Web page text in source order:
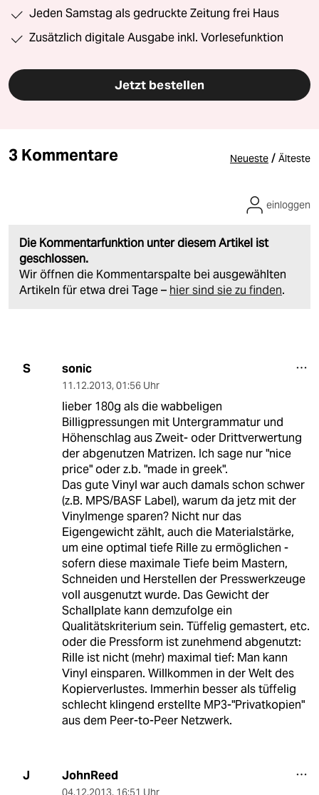
Jeden Samstag als gedruckte Zeitung frei Haus
Zusätzlich digitale Ausgabe inkl. Vorlesefunktion
Jetzt bestellen
3 Kommentare Neueste / Älteste
Die Kommentarfunktion unter diesem Artikel ist
geschlossen.
Wir öffnen die Kommentarspalte bei ausgewählten
Artikeln für etwa drei Tage – hier sind sie zu finden.
einloggen
S sonic
11.12.2013, 01:56 Uhr
lieber 180g als die wabbeligen
Billigpressungen mit Untergrammatur und
Höhenschlag aus Zweit- oder Drittverwertung
der abgenutzen Matrizen. Ich sage nur "nice
price" oder z.b. "made in greek".
Das gute Vinyl war auch damals schon schwer
(z.B. MPS/BASF Label), warum da jetz mit der
Vinylmenge sparen? Nicht nur das
Eigengewicht zählt, auch die Materialstärke,
um eine optimal tiefe Rille zu ermöglichen -
sofern diese maximale Tiefe beim Mastern,
Schneiden und Herstellen der Presswerkzeuge
voll ausgenutzt wurde. Das Gewicht der
Schallplate kann demzufolge ein
Qualitätskriterium sein. Tüffelig gemastert, etc.
oder die Pressform ist zunehmend abgenutzt:
Rille ist nicht (mehr) maximal tief: Man kann
Vinyl einsparen. Willkommen in der Welt des
Kopierverlustes. Immerhin besser als tüffelig
schlecht klingend erstellte MP3-"Privatkopien"
aus dem Peer-to-Peer Netzwerk.
J JohnReed
04.12.2013, 16:51 Uhr